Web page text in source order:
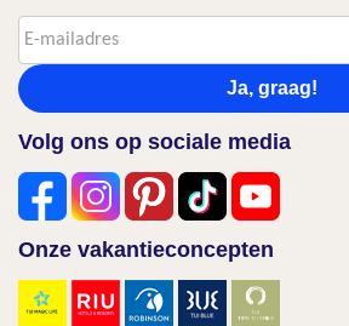
Ja, graag!
Volg ons op sociale media
Onze vakantieconcepten